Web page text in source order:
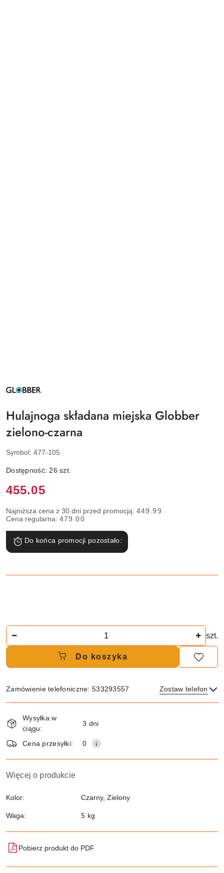
NAZWA
PRODUCENTA:
Hulajnoga składana miejska Globber
zielono-czarna
Symbol: 477-105
Dostępność: 26szt.
Cena:
455.05
Najniższa cena z 30 dni przed promocją: 449.99
Cena regularna: 479.00
Do końca promocji pozostało:
szt.
Do koszyka
Zamówienie telefoniczne: 533293557 Zostaw telefon
i
dostawa
Wysyłka w
ciągu:
3 dni
Cena przesyłki: 0
Więcej o produkcie
Kolor: Czarny, Zielony
Waga: 5 kg
Pobierz produkt do PDF